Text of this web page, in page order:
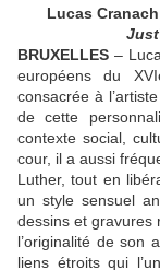
Lucas
Just
BRUXELLES –
européens du
consacrée à
de cette
contexte social,
cour, il a aussi
Luther, tout en
un style sensuel
dessins et gravures
l’originalité de son
liens étroits qui